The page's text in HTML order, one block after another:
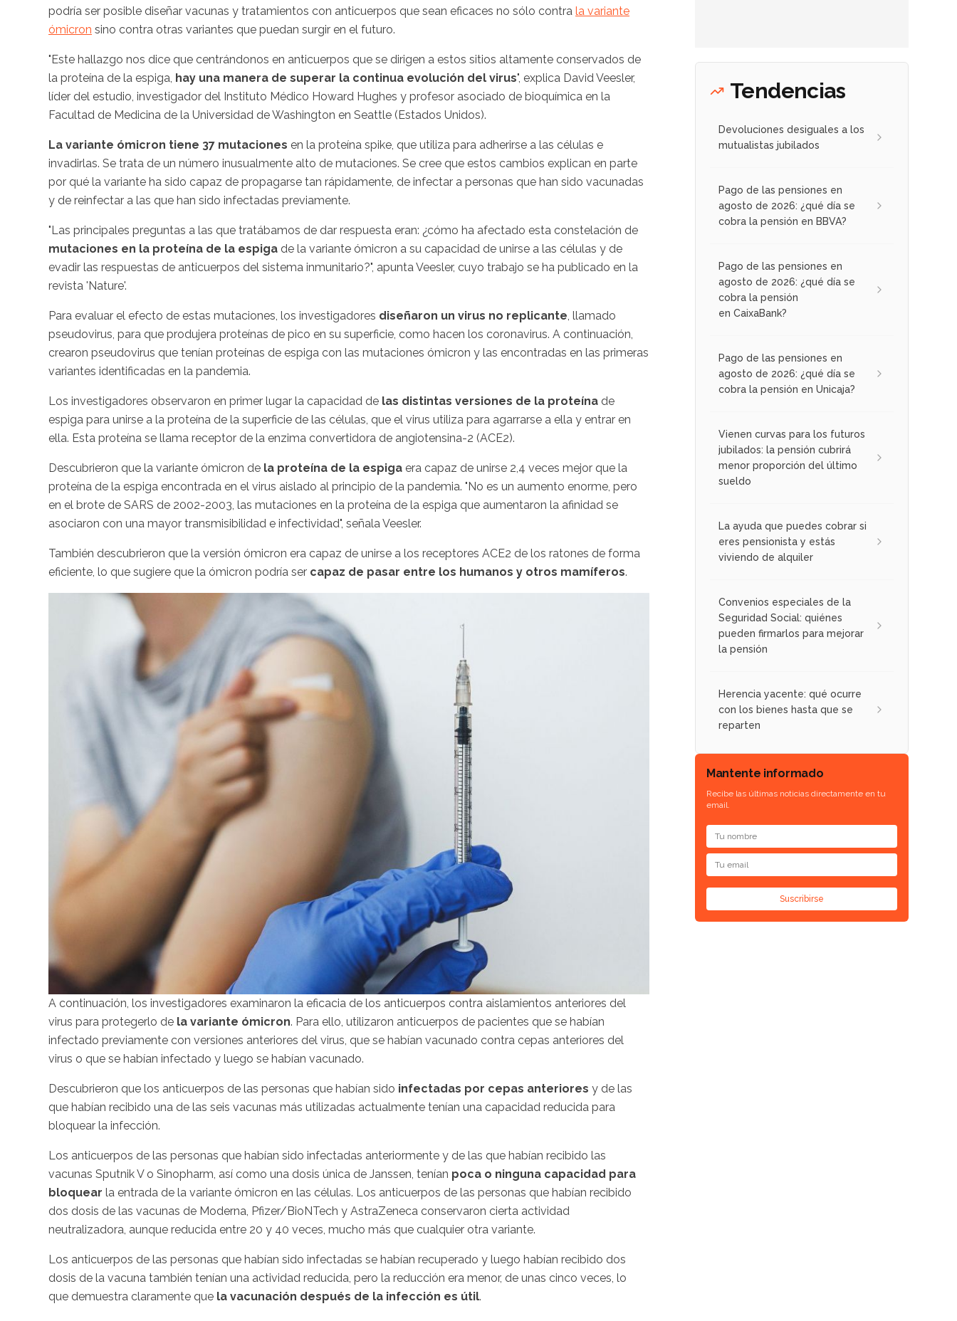
podría ser posible diseñar vacunas y tratamientos con anticuerpos que sean eficaces no sólo contra la variante
ómicron sino contra otras variantes que puedan surgir en el futuro.
"Este hallazgo nos dice que centrándonos en anticuerpos que se dirigen a estos sitios altamente conservados de
la proteína de la espiga, hay una manera de superar la continua evolución del virus", explica David Veesler,
líder del estudio, investigador del Instituto Médico Howard Hughes y profesor asociado de bioquímica en la
Facultad de Medicina de la Universidad de Washington en Seattle (Estados Unidos).
La variante ómicron tiene 37 mutaciones en la proteína spike, que utiliza para adherirse a las células e
invadirlas. Se trata de un número inusualmente alto de mutaciones. Se cree que estos cambios explican en parte
por qué la variante ha sido capaz de propagarse tan rápidamente, de infectar a personas que han sido vacunadas
y de reinfectar a las que han sido infectadas previamente.
"Las principales preguntas a las que tratábamos de dar respuesta eran: ¿cómo ha afectado esta constelación de
mutaciones en la proteína de la espiga de la variante ómicron a su capacidad de unirse a las células y de
evadir las respuestas de anticuerpos del sistema inmunitario?", apunta Veesler, cuyo trabajo se ha publicado en la
revista 'Nature'.
Para evaluar el efecto de estas mutaciones, los investigadores diseñaron un virus no replicante , llamado
pseudovirus, para que produjera proteínas de pico en su superficie, como hacen los coronavirus. A continuación,
crearon pseudovirus que tenían proteínas de espiga con las mutaciones ómicron y las encontradas en las primeras
variantes identificadas en la pandemia.
Los investigadores observaron en primer lugar la capacidad de las distintas versiones de la proteína de
espiga para unirse a la proteína de la superficie de las células, que el virus utiliza para agarrarse a ella y entrar en
ella. Esta proteína se llama receptor de la enzima convertidora de angiotensina-2 (ACE2).
Descubrieron que la variante ómicron de la proteína de la espiga era capaz de unirse 2,4 veces mejor que la
proteína de la espiga encontrada en el virus aislado al principio de la pandemia. "No es un aumento enorme, pero
en el brote de SARS de 2002-2003, las mutaciones en la proteína de la espiga que aumentaron la afinidad se
asociaron con una mayor transmisibilidad e infectividad", señala Veesler.
También descubrieron que la versión ómicron era capaz de unirse a los receptores ACE2 de los ratones de forma
eficiente, lo que sugiere que la ómicron podría ser capaz de pasar entre los humanos y otros mamíferos.
A continuación, los investigadores examinaron la eficacia de los anticuerpos contra aislamientos anteriores del
virus para protegerlo de la variante ómicron. Para ello, utilizaron anticuerpos de pacientes que se habían
infectado previamente con versiones anteriores del virus, que se habían vacunado contra cepas anteriores del
virus o que se habían infectado y luego se habían vacunado.
Descubrieron que los anticuerpos de las personas que habían sido infectadas por cepas anteriores y de las
que habían recibido una de las seis vacunas más utilizadas actualmente tenían una capacidad reducida para
bloquear la infección.
Los anticuerpos de las personas que habían sido infectadas anteriormente y de las que habían recibido las
vacunas Sputnik V o Sinopharm, así como una dosis única de Janssen, tenían poca o ninguna capacidad para
bloquear la entrada de la variante ómicron en las células. Los anticuerpos de las personas que habían recibido
dos dosis de las vacunas de Moderna, Pfizer/BioNTech y AstraZeneca conservaron cierta actividad
neutralizadora, aunque reducida entre 20 y 40 veces, mucho más que cualquier otra variante.
Los anticuerpos de las personas que habían sido infectadas se habían recuperado y luego habían recibido dos
dosis de la vacuna también tenían una actividad reducida, pero la reducción era menor, de unas cinco veces, lo
que demuestra claramente que la vacunación después de la infección es útil.
Tendencias
Devoluciones desiguales a los
mutualistas jubilados
Pago de las pensiones en
agosto de 2026: ¿qué día se
cobra la pensión en BBVA?
Pago de las pensiones en
agosto de 2026: ¿qué día se
cobra la pensión
en CaixaBank?
Pago de las pensiones en
agosto de 2026: ¿qué día se
cobra la pensión en Unicaja?
Vienen curvas para los futuros
jubilados: la pensión cubrirá
menor proporción del último
sueldo
La ayuda que puedes cobrar si
eres pensionista y estás
viviendo de alquiler
Convenios especiales de la
Seguridad Social: quiénes
pueden firmarlos para mejorar
la pensión
Herencia yacente: qué ocurre
con los bienes hasta que se
reparten
Mantente informado
Recibe las últimas noticias directamente en tu
email.
Suscribirse